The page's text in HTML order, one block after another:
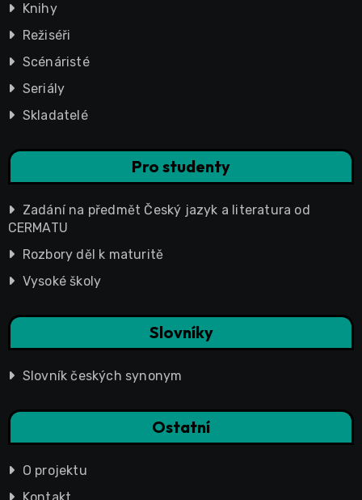
Knihy
Režiséři
Scénáristé
Seriály
Skladatelé
Pro studenty
Zadání na předmět Český jazyk a literatura od
CERMATU
Rozbory děl k maturitě
Vysoké školy
Slovníky
Slovník českých synonym
Ostatní
O projektu